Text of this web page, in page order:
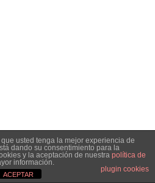
usted tenga la mejor experiencia de
dando su consentimiento para la
y la aceptación de nuestra política de
información.
plugin cookies
ACEPTAR